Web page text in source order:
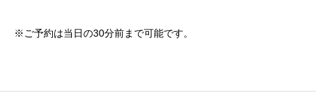
※ご予約は当日の30分前まで可能です。